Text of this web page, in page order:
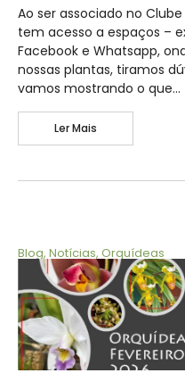
Ao ser associado no
tem acesso a espaços –
Facebook e Whatsapp,
nossas plantas, tiramos
vamos mostrando o que…
Ler Mais
Blog, Notícias, Orquídeas